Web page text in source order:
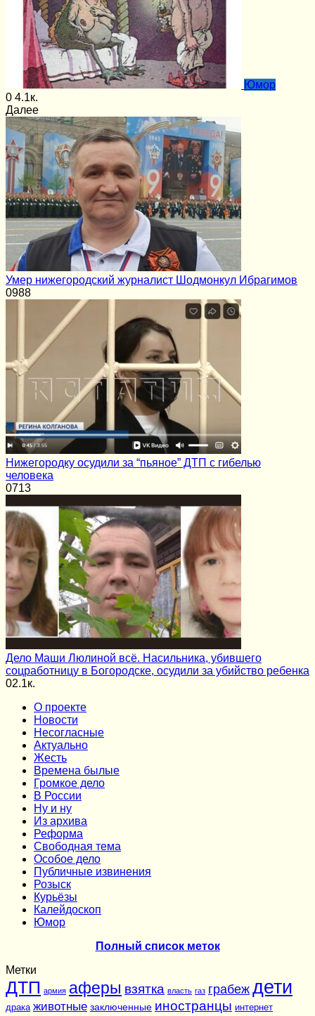
Юмор
0 4.1к.
Далее
Умер нижегородский журналист Шодмонкул Ибрагимов
0988
Нижегородку осудили за “пьяное” ДТП с гибелью
человека
0713
Дело Маши Люлиной всё. Насильника, убившего
соцработницу в Богородске, осудили за убийство ребенка
02.1к.
О проекте
Новости
Несогласные
Актуально
Жесть
Времена былые
Громкое дело
В России
Ну и ну
Из архива
Реформа
Cвободная тема
Особое дело
Публичные извинения
Розыск
Курьёзы
Калейдоскоп
Юмор
Полный список меток
Метки
ДТП армия аферы взятка власть газ грабеж дети
драка животные заключенные иностранцы интернет